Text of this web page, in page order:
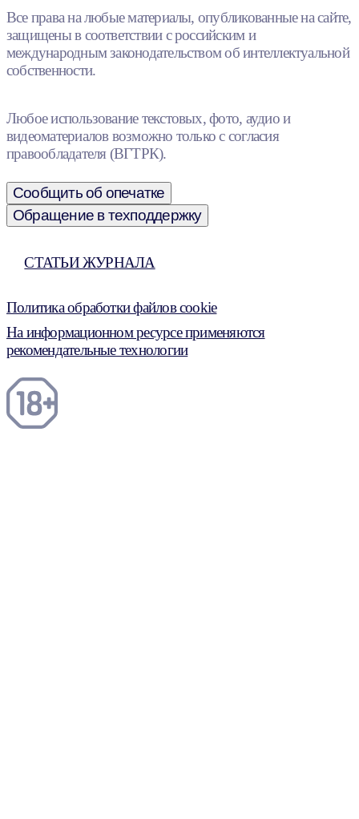
Все права на любые материалы, опубликованные на сайте,
защищены в соответствии с российским и
международным законодательством об интеллектуальной
собственности.
Любое использование текстовых, фото, аудио и
видеоматериалов возможно только с согласия
правообладателя (ВГТРК).
Сообщить об опечатке
Обращение в техподдержку
СТАТЬИ ЖУРНАЛА
Политика обработки файлов cookie
На информационном ресурсе применяются
рекомендательные технологии